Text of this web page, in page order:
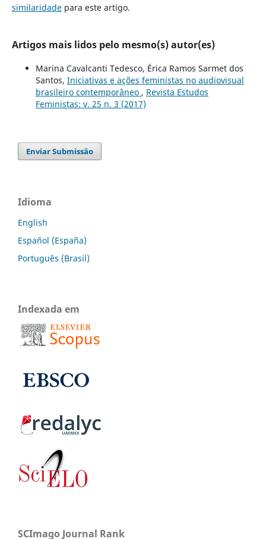
similaridadepara este artigo.
Artigos mais lidos pelo mesmo(s) autor(es)
Marina Cavalcanti Tedesco, Érica Ramos Sarmet dos
Santos, Iniciativas e ações feministas no audiovisual
brasileiro contemporâneo , Revista Estudos
Feministas: v. 25 n. 3 (2017)
Enviar Submissão
Idioma
English
Español (España)
Português (Brasil)
Indexada em
SCImago Journal Rank